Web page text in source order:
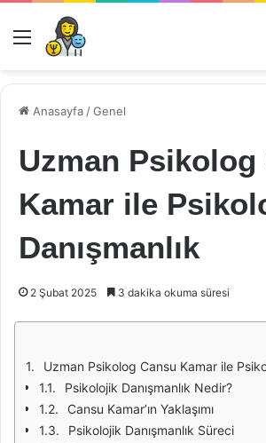
Menü
Anasayfa /Genel
Uzman Psikolog
Kamar ile
Danışmanlık
2 Şubat 2025 3 dakika okuma süresi
Uzman Psikolog Cansu Kamar ile
Psikolojik Danışmanlık Nedir?
Cansu Kamar’ın Yaklaşımı
Psikolojik Danışmanlık Süreci